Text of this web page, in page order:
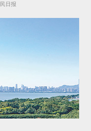
日报